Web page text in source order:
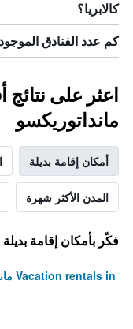
كالابريا؟
كم عدد الفنادق
اعثر على
مانداتوريكسو
أمكان إقامة بديلة
المدن الأكثر شهرة
فكّر بأمكان إقامة
Vacation rentals in مانداتوريكسو